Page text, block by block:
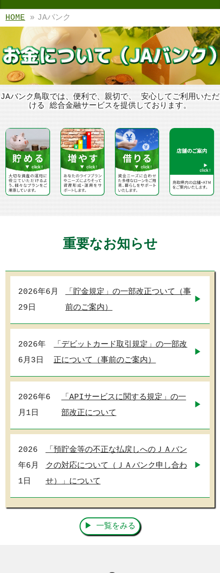
HOME » JAバンク
JAバンク鳥取では、便利で、親切で、 安心してご利用いただ
ける 総合金融サービスを提供しております。
重要なお知らせ
2026年6月
29日
「貯金規定」の一部改正ついて（事
前のご案内）
2026年
6月3日
「デビットカード取引規定」の一部改
正について（事前のご案内）
2026年6
月1日
「APIサービスに関する規定」の一
部改正について
2026
年6月
1日
「預貯金等の不正な払戻しへのＪＡバン
クの対応について（ＪＡバンク申し合わ
せ）」について
一覧をみる